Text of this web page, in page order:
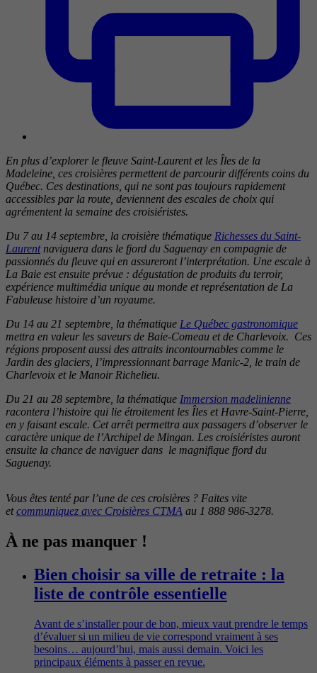
En plus d’explorer le fleuve Saint-Laurent et les Îles de la
Madeleine, ces croisières permettent de parcourir différents coins du
Québec. Ces destinations, qui ne sont pas toujours rapidement
accessibles par la route, deviennent des escales de choix qui
agrémentent la semaine des croisiéristes.
Du 7 au 14 septembre, la croisière thématique Richesses du Saint-
Laurentnaviguera dans le fjord du Saguenay en compagnie de
passionnés du fleuve qui en assureront l’interprétation. Une escale à
La Baie est ensuite prévue : dégustation de produits du terroir,
expérience multimédia unique au monde et représentation de La
Fabuleuse histoire d’un royaume.
Du 14 au 21 septembre, la thématique Le Québec gastronomique
mettra en valeur les saveurs de Baie-Comeau et de Charlevoix. Ces
régions proposent aussi des attraits incontournables comme le
Jardin des glaciers, l’impressionnant barrage Manic-2, le train de
Charlevoix et le Manoir Richelieu.
Du 21 au 28 septembre, la thématique Immersion madelinienne
racontera l’histoire qui lie étroitement les Îles et Havre-Saint-Pierre,
en y faisant escale. Cet arrêt permettra aux passagers d’observer le
caractère unique de l’Archipel de Mingan. Les croisiéristes auront
ensuite la chance de naviguer dans le magnifique fjord du
Saguenay.
Vous êtes tenté par l’une de ces croisières ? Faites vite
etcommuniquez avec Croisières CTMA au 1 888 986-3278.
À ne pas manquer !
Bien choisir sa ville de retraite : la
liste de contrôle essentielle
Avant de s’installer pour de bon, mieux vaut prendre le temps
d’évaluer si un milieu de vie correspond vraiment à ses
besoins… aujourd’hui, mais aussi demain. Voici les
principaux éléments à passer en revue.